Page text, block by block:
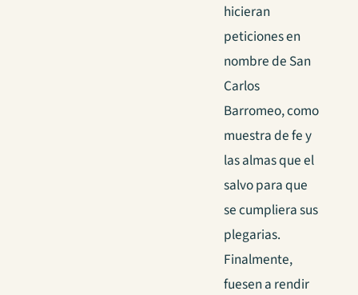
hicieran
peticiones en
nombre de San
Carlos
Barromeo, como
muestra de fe y
las almas que el
salvo para que
se cumpliera sus
plegarias.
Finalmente,
fuesen a rendir